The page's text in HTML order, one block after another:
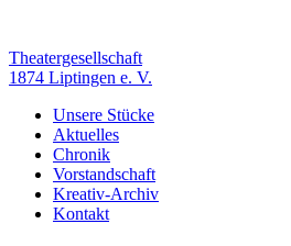
springen
Theatergesellschaft
1874 Liptingen e. V.
Unsere Stücke
Aktuelles
Chronik
Vorstandschaft
Kreativ-Archiv
Kontakt